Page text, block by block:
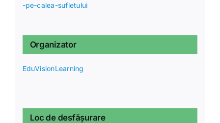
-pe-calea-sufletului
Organizator
EduVisionLearning
Loc de desfășurare